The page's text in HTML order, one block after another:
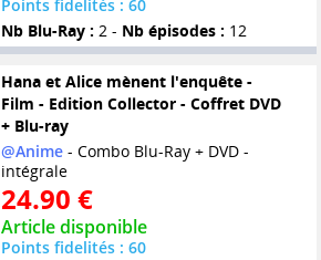
Points fidelités : 60
Nb Blu-Ray : 2 - Nb épisodes : 12
Hana et Alice mènent l'enquête -
Film - Edition Collector - Coffret DVD
+ Blu-ray
@Anime- Combo Blu-Ray + DVD -
intégrale
24.90 €
Article disponible
Points fidelités : 60